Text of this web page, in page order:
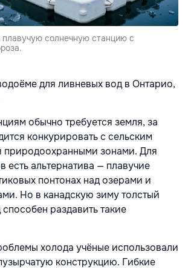
плавучую солнечную станцию с
для ливневых вод в Онтарио,
обычно требуется земля, за
конкурировать с сельским
природоохранными зонами. Для
есть альтернатива — плавучие
понтонах над озерами и
Но в канадскую зиму толстый
раздавить такие
холода учёные использовали
конструкцию. Гибкие